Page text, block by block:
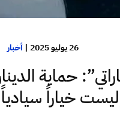
26 يوليو 2025 |أخبار
حماية
خياراً